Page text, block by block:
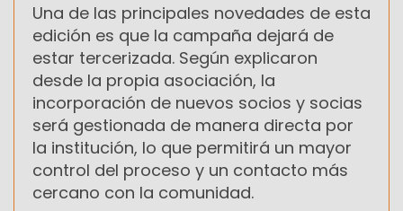
Una de las principales novedades de esta
edición es que la campaña dejará de
estar tercerizada. Según explicaron
desde la propia asociación, la
incorporación de nuevos socios y socias
será gestionada de manera directa por
la institución, lo que permitirá un mayor
control del proceso y un contacto más
cercano con la comunidad.